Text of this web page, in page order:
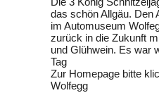
das schön Allgäu. Den
im Automuseum
zurück in die Zukunft
und Glühwein. Es war
Tag
Zur Homepage bitte
Wolfegg